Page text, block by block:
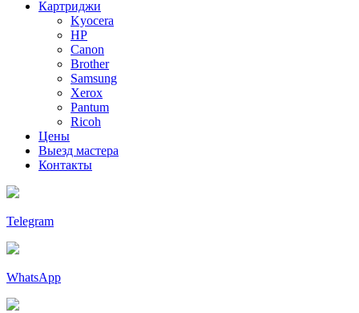
Картриджи
Kyocera
HP
Canon
Brother
Samsung
Xerox
Pantum
Ricoh
Цены
Выезд мастера
Контакты
Telegram
WhatsApp